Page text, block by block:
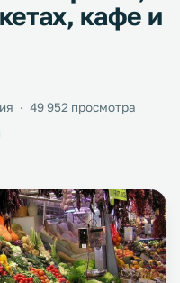
кафе и
· 49 952 просмотра